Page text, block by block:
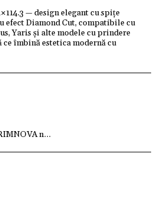
— design elegant cu spițe
efect Diamond Cut, compatibile cu
Yaris și alte modele cu prindere
ce îmbină estetica modernă cu
ne dorim ca fiecare